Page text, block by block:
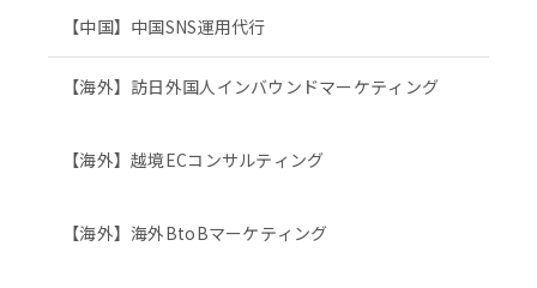
【中国】中国SNS運用代行
【海外】訪日外国人インバウンドマーケティング
【海外】越境ECコンサルティング
【海外】海外BtoBマーケティング